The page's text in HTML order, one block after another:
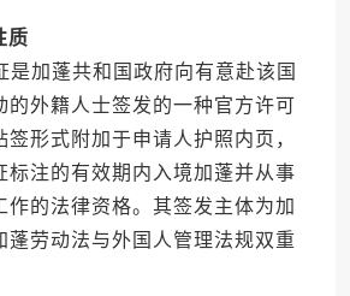
质
加蓬共和国政府向有意赴该国
的外籍人士签发的一种官方许可
形式附加于申请人护照内页，
标注的有效期内入境加蓬并从事
作的法律资格。其签发主体为加
蓬劳动法与外国人管理法规双重